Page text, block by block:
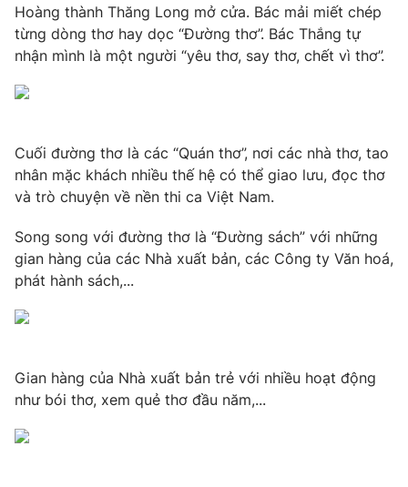
VTV Sức khoẻ Bất động sản
Thị trường 24h
VTV9 VTV8
Liên hệ tòa soạn English
Hoàng thành Thăng Long mở cửa. Bác mải miết chép
từng dòng thơ hay dọc “Đường thơ”. Bác Thắng tự
nhận mình là một người “yêu thơ, say thơ, chết vì thơ”.
Cuối đường thơ là các “Quán thơ”, nơi các nhà thơ, tao
nhân mặc khách nhiều thế hệ có thể giao lưu, đọc thơ
và trò chuyện về nền thi ca Việt Nam.
Song song với đường thơ là “Đường sách” với những
gian hàng của các Nhà xuất bản, các Công ty Văn hoá,
phát hành sách,...
Gian hàng của Nhà xuất bản trẻ với nhiều hoạt động
như bói thơ, xem quẻ thơ đầu năm,...